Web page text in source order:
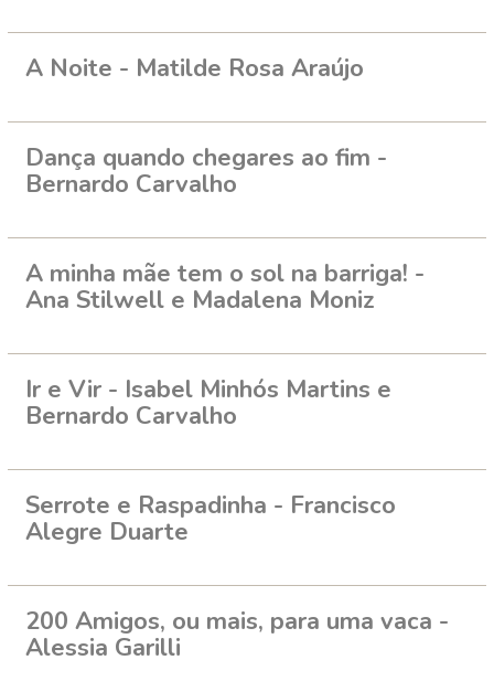
A Noite - Matilde Rosa Araújo
Dança quando chegares ao fim -
Bernardo Carvalho
A minha mãe tem o sol na barriga! -
Ana Stilwell e Madalena Moniz
Ir e Vir - Isabel Minhós Martins e
Bernardo Carvalho
Serrote e Raspadinha - Francisco
Alegre Duarte
200 Amigos, ou mais, para uma vaca -
Alessia Garilli